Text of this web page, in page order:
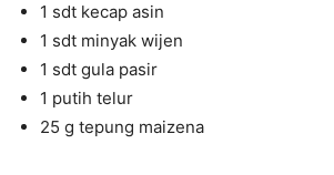
1 sdt kecap asin
1 sdt minyak wijen
1 sdt gula pasir
1 putih telur
25 g tepung maizena